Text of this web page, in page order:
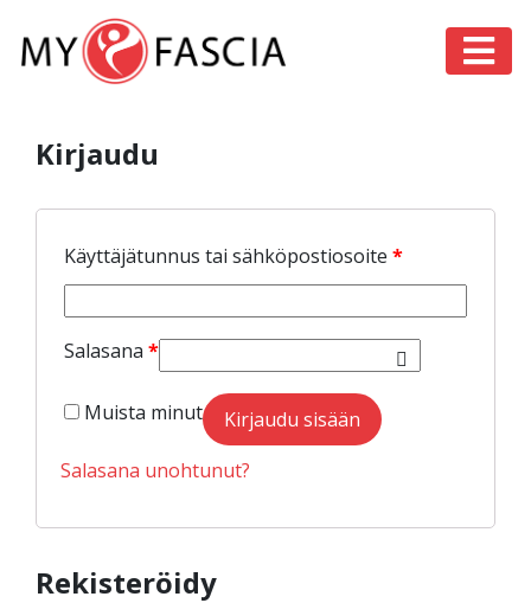
Päävalikko
Kirjaudu
Käyttäjätunnus tai sähköpostiosoite *
Salasana *
Muista minut
Kirjaudu sisään
Salasana unohtunut?
Rekisteröidy